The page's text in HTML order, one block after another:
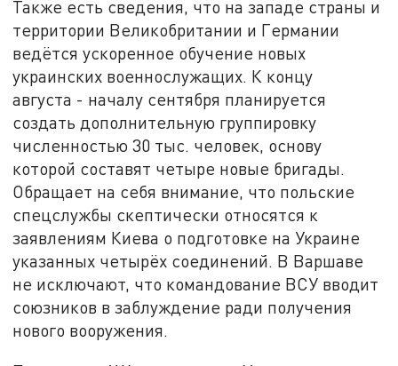
Также есть сведения, что на западе страны и
территории Великобритании и Германии
ведётся ускоренное обучение новых
украинских военнослужащих. К концу
августа - началу сентября планируется
создать дополнительную группировку
численностью 30 тыс. человек, основу
которой составят четыре новые бригады.
Обращает на себя внимание, что польские
спецслужбы скептически относятся к
заявлениям Киева о подготовке на Украине
указанных четырёх соединений. В Варшаве
не исключают, что командование ВСУ вводит
союзников в заблуждение ради получения
нового вооружения.